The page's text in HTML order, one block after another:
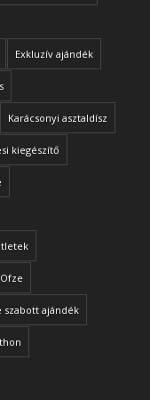
Exkluzív ajándék
Karácsonyi asztaldísz
kiegészítő
Ofze
szabott ajándék